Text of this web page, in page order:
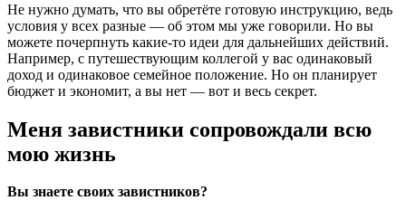
Не нужно думать, что вы обретёте готовую инструкцию, ведь
условия у всех разные — об этом мы уже говорили. Но вы
можете почерпнуть какие‑то идеи для дальнейших действий.
Например, с путешествующим коллегой у вас одинаковый
доход и одинаковое семейное положение. Но он планирует
бюджет и экономит, а вы нет — вот и весь секрет.
Меня завистники сопровождали всю
мою жизнь
Вы знаете своих завистников?